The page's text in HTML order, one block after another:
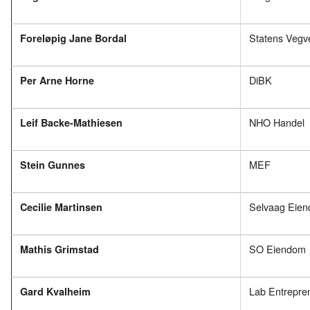
Foreløpig Jane Bordal Statens
Per Arne Horne DiBK
Leif Backe-Mathiesen NHO Handel
Stein Gunnes MEF
Cecilie Martinsen Selvaag
Mathis Grimstad SO Eiendom
Gard Kvalheim Lab